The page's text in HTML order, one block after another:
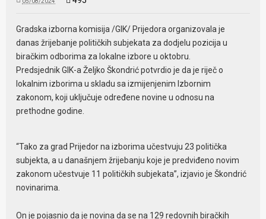
Gradska izborna komisija /GIK/ Prijedora organizovala je
danas žrijebanje političkih subjekata za dodjelu pozicija u
biračkim odborima za lokalne izbore u oktobru.
Predsjednik GIK-a Željko Škondrić potvrdio je da je riječ o
lokalnim izborima u skladu sa izmijenjenim Izbornim
zakonom, koji uključuje određene novine u odnosu na
prethodne godine.
“Tako za grad Prijedor na izborima učestvuju 23 politička
subjekta, a u današnjem žrijebanju koje je predviđeno novim
zakonom učestvuje 11 političkih subjekata”, izjavio je Škondrić
novinarima.
On je pojasnio da je novina da se na 129 redovnih biračkih